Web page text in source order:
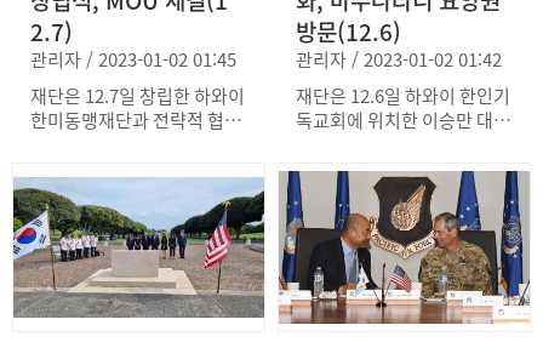
품을 준비해 준 하와이 재단
을 강조하면서 한미관계 발전
을 위한 재단의 역할을 당부
했다. 한기호 국방위원장은
재단의 고문 위촉을 수락하였
으며 2.2일 재단 신년 조찬간
담회에서 위촉장을 받게 된
2.7)
관리자 / 2023-01-02 01:45
재단은 12.7일 창립한 하와이
한미동맹재단과 전략적 협력
회 하와이 챕터를 지원하고
한미동맹 강화를 위한 다양한
활동을 재단과 함께 추진할
예정이다. 재단은 창립식에
참석한 한국전 참전용사 및
가족들에게 한과 선물세트와
방문(12.6)
관리자 / 2023-01-02 01:42
재단은 12.6일 하와이 한인기
독교회에 위치한 이승만 대통
대통령의 대한민국 건국과 한
미동맹 성립에 감사하는 행사
를 가졌다. 방문단은 이승만
대통령이 서거한 마우나라니
요양원도 방문하여 고인의 헌
신에 묵념을 올렸다.